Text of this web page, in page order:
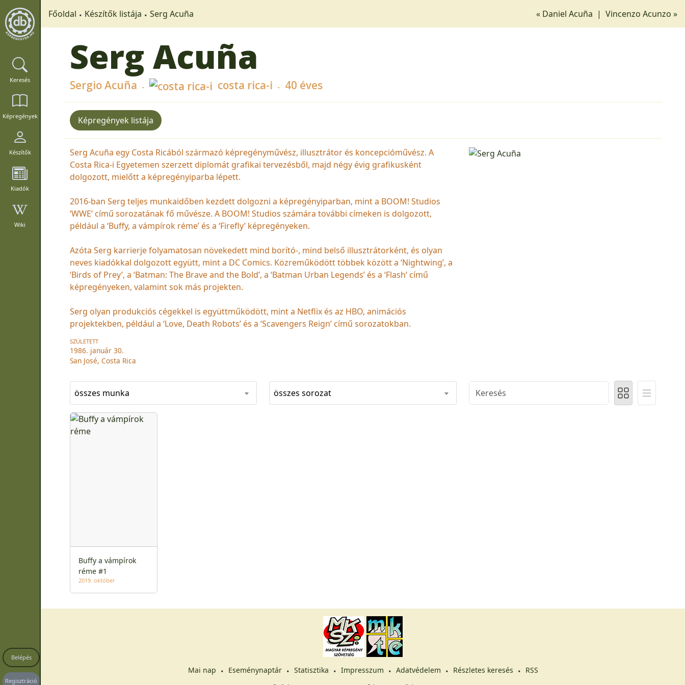
Keresés
Képregények
Készítők
Kiadók
Wiki
Belépés
Regisztráció
Főoldal Készítők listája Serg Acuña « Daniel Acuña | Vincenzo Acunzo »
Serg Acuña
Sergio Acuña costa rica-i 40 éves
Képregények listája
Serg Acuña egy Costa Ricából származó képregényművész, illusztrátor és koncepcióművész. A
Costa Rica-i Egyetemen szerzett diplomát grafikai tervezésből, majd négy évig grafikusként
dolgozott, mielőtt a képregényiparba lépett.
2016-ban Serg teljes munkaidőben kezdett dolgozni a képregényiparban, mint a BOOM! Studios
‘WWE’ című sorozatának fő művésze. A BOOM! Studios számára további címeken is dolgozott,
például a ‘Buffy, a vámpírok réme’ és a ‘Firefly’ képregényeken.
Azóta Serg karrierje folyamatosan növekedett mind borító-, mind belső illusztrátorként, és olyan
neves kiadókkal dolgozott együtt, mint a DC Comics. Közreműködött többek között a ‘Nightwing’, a
‘Birds of Prey’, a ‘Batman: The Brave and the Bold’, a ‘Batman Urban Legends’ és a ‘Flash’ című
képregényeken, valamint sok más projekten.
Serg olyan produkciós cégekkel is együttműködött, mint a Netflix és az HBO, animációs
projektekben, például a ‘Love, Death Robots’ és a ‘Scavengers Reign’ című sorozatokban.
SZÜLETETT
1986. január 30.
San José, Costa Rica
összes munka összes sorozat
Buffy a vámpírok
réme #1
2019. október
Mai nap Eseménynaptár Statisztika Impresszum Adatvédelem Részletes keresés RSS